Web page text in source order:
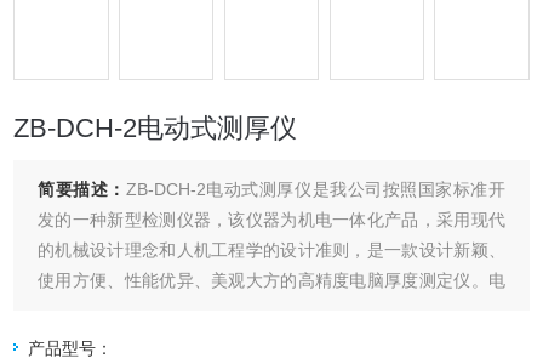
ZB-DCH-2电动式测厚仪
简要描述： ZB-DCH-2电动式测厚仪是我公司按照国家标准开
发的一种新型检测仪器，该仪器为机电一体化产品，采用现代
的机械设计理念和人机工程学的设计准则，是一款设计新颖、
使用方便、性能优异、美观大方的高精度电脑厚度测定仪。电
换、显示、记忆、打印、数据处理功能，是造纸、包装、科研
产品型号：